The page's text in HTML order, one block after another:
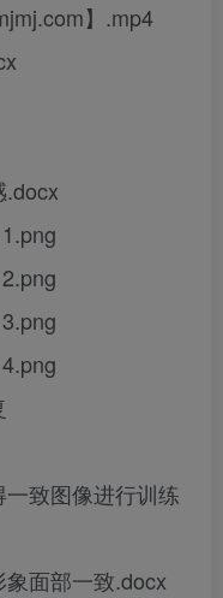
】.mp4
图像进行训练
部一致.docx